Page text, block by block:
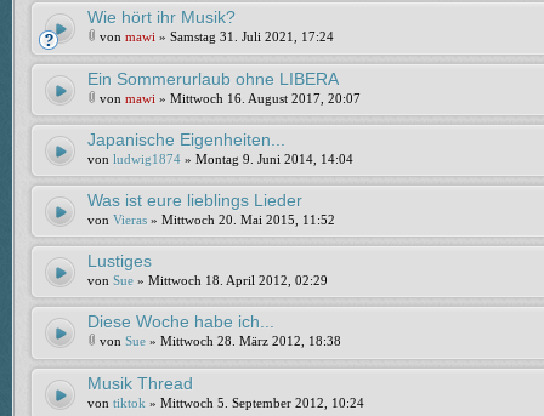
Wie hört ihr Musik?
von mawi » Samstag 31. Juli 2021, 17:24
Ein Sommerurlaub ohne LIBERA
von mawi » Mittwoch 16. August 2017, 20:07
Japanische Eigenheiten...
von ludwig1874 » Montag 9. Juni 2014, 14:04
Was ist eure lieblings Lieder
von Vieras » Mittwoch 20. Mai 2015, 11:52
Lustiges
von Sue » Mittwoch 18. April 2012, 02:29
Diese Woche habe ich...
von Sue » Mittwoch 28. März 2012, 18:38
Musik Thread
von tiktok » Mittwoch 5. September 2012, 10:24